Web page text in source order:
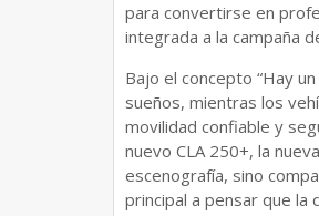
para convertirse en
integrada a la campaña
Bajo el concepto “Hay
sueños, mientras los
movilidad confiable y
nuevo CLA 250+, la
escenografía, sino
principal a pensar que la